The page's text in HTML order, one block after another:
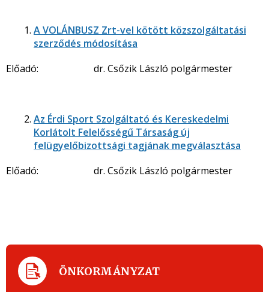
A VOLÁNBUSZ Zrt-vel kötött közszolgáltatási
szerződés módosítása
Előadó: dr. Csőzik László polgármester
Az Érdi Sport Szolgáltató és Kereskedelmi
Korlátolt Felelősségű Társaság új
felügyelőbizottsági tagjának megválasztása
Előadó: dr. Csőzik László polgármester
ÖNKORMÁNYZAT